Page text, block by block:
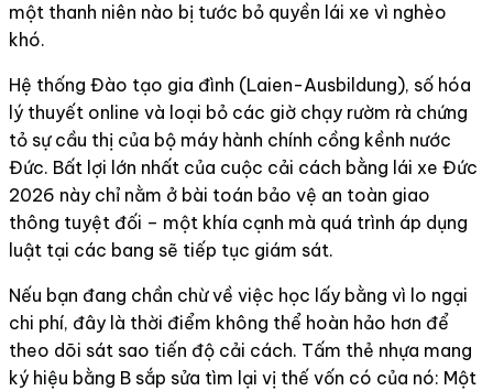
một thanh niên nào bị tước bỏ quyền lái xe vì nghèo
khó.
Hệ thống Đào tạo gia đình (Laien-Ausbildung), số hóa
lý thuyết online và loại bỏ các giờ chạy rườm rà chứng
tỏ sự cầu thị của bộ máy hành chính cồng kềnh nước
Đức. Bất lợi lớn nhất của cuộc cải cách bằng lái xe Đức
2026 này chỉ nằm ở bài toán bảo vệ an toàn giao
thông tuyệt đối – một khía cạnh mà quá trình áp dụng
luật tại các bang sẽ tiếp tục giám sát.
Nếu bạn đang chần chừ về việc học lấy bằng vì lo ngại
chi phí, đây là thời điểm không thể hoàn hảo hơn để
theo dõi sát sao tiến độ cải cách. Tấm thẻ nhựa mang
ký hiệu bằng B sắp sửa tìm lại vị thế vốn có của nó: Một